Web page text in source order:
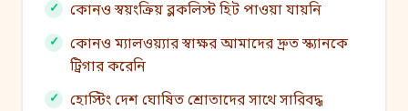
কোনও স্বয়ংক্রিয় ব্লকলিস্ট হিট পাওয়া যায়নি
কোনও ম্যালওয়্যার স্বাক্ষর আমাদের দ্রুত স্ক্যানকে
ট্রিগার করেনি
হোস্টিং দেশ ঘোষিত শ্রোতাদের সাথে সারিবদ্ধ